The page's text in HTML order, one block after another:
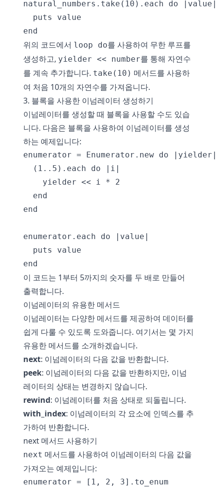
natural_numbers.take(10).each do |value|
  puts value
위의 코드에서 loop do를 사용하여 무한 루프를
생성하고, yielder << number를 통해 자연수
를 계속 추가합니다. take(10) 메서드를 사용하
여 처음 10개의 자연수를 가져옵니다.
3. 블록을 사용한 이넘레이터 생성하기
이넘레이터를 생성할 때 블록을 사용할 수도 있습
니다. 다음은 블록을 사용하여 이넘레이터를 생성
하는 예제입니다:
enumerator = Enumerator.new do |yielder|
  (1..5).each do |i|
    yielder << i * 2
  end
end
enumerator.each do |value|
  puts value
이 코드는 1부터 5까지의 숫자를 두 배로 만들어
출력합니다.
이넘레이터의 유용한 메서드
이넘레이터는 다양한 메서드를 제공하여 데이터를
쉽게 다룰 수 있도록 도와줍니다. 여기서는 몇 가지
유용한 메서드를 소개하겠습니다.
next: 이넘레이터의 다음 값을 반환합니다.
peek: 이넘레이터의 다음 값을 반환하지만, 이넘
레이터의 상태는 변경하지 않습니다.
rewind: 이넘레이터를 처음 상태로 되돌립니다.
with_index: 이넘레이터의 각 요소에 인덱스를 추
가하여 반환합니다.
next 메서드 사용하기
next 메서드를 사용하여 이넘레이터의 다음 값을
가져오는 예제입니다:
enumerator = [1, 2, 3].to_enum